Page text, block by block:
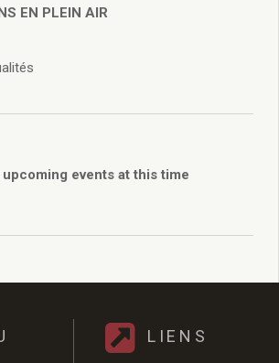
du conseil municipal
2025
2022
2021
2020
2019
2018
2014
2013
EN PLEIN AIR
events at this time
LIENS